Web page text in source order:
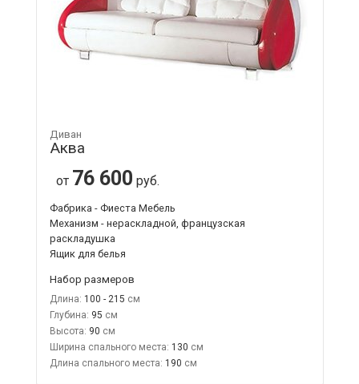
Диван
Аква
от 76 600 руб.
Фабрика - Фиеста Мебель
Механизм - нераскладной, французская
раскладушка
Ящик для белья
Набор размеров
Длина: 100 - 215
Глубина: 95
Высота: 90
Ширина спального места: 130
Длина спального места: 190